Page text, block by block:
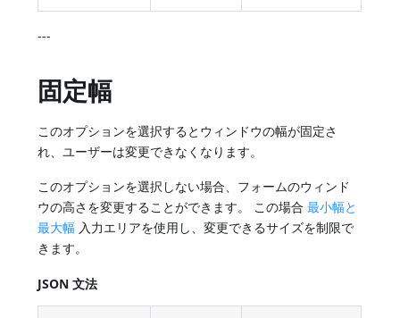
---
固定幅
このオプションを選択するとウィンドウの幅が固定さ
れ、ユーザーは変更できなくなります。
このオプションを選択しない場合、フォームのウィンド
ウの高さを変更することができます。 この場合最小幅と
最大幅 入力エリアを使用し、変更できるサイズを制限で
きます。
JSON 文法